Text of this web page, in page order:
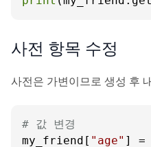
사전 항목 수정
사전은 가변이므로 생성 후
# 값 변경
my_friend[ "age" ] =